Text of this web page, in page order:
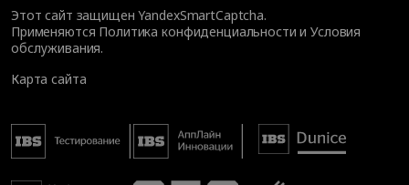
Этот сайт защищен YandexSmartCaptcha.
Применяются Политика конфиденциальности иУсловия
обслуживания.
Карта сайта